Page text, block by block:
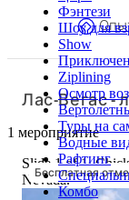
Фэнтези
Шоу для
Show
Ziplining
Осмотр
Туры на
Водные
Рафтинг
Комбо
Лас-Вегас -
1 мероприятие
Бесплатная
Slide 1 of 1,
Nevada.